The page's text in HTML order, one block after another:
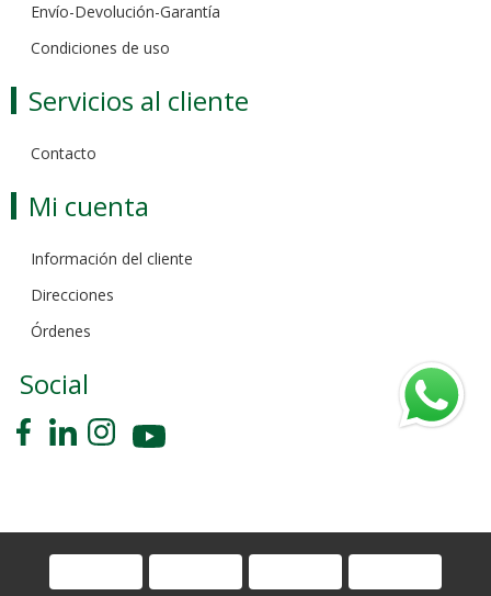
Envío-Devolución-Garantía
Condiciones de uso
Servicios al cliente
Contacto
Mi cuenta
Información del cliente
Direcciones
Órdenes
Social